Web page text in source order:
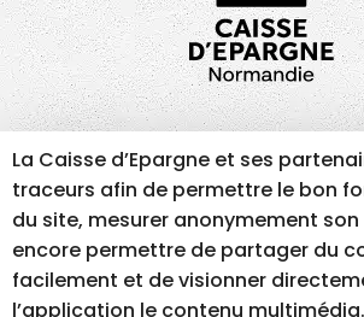
MENTIONS LÉGALES
GESTION
ACCESSIBILITÉ – NON
RÉALISATION DU SITE
La Caisse d’Epargne et ses
traceurs afin de permettre le bon
du site, mesurer anonymement
encore permettre de partager du
facilement et de visionner
l’application le contenu